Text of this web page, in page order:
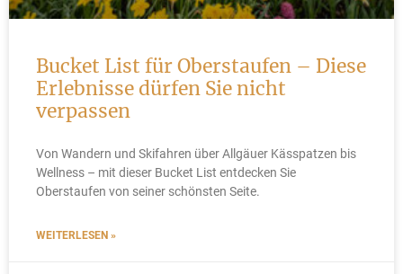
Bucket List für Oberstaufen – Diese
Erlebnisse dürfen Sie nicht
verpassen
Von Wandern und Skifahren über Allgäuer Kässpatzen bis
Wellness – mit dieser Bucket List entdecken Sie
Oberstaufen von seiner schönsten Seite.
WEITERLESEN »